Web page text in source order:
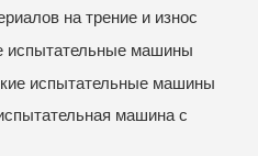
на трение и износ
испытательные машины
испытательные машины
машина с